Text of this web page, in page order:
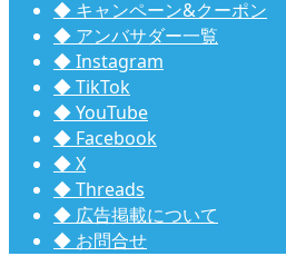
◆ キャンペーン&クーポン
◆ アンバサダー一覧
◆ Instagram
◆ TikTok
◆ YouTube
◆ Facebook
◆ X
◆ Threads
◆ 広告掲載について
◆ お問合せ